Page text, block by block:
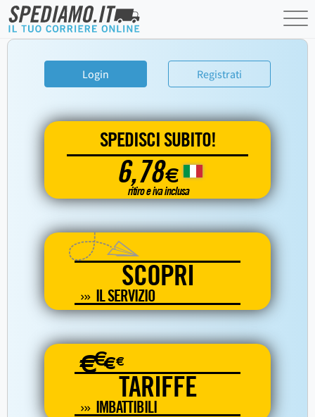
Login Registrati
SPEDISCI SUBITO!
6,78€
ritiro e iva inclusa
SCOPRI
IL SERVIZIO
€€€€
TARIFFE
IMBATTIBILI